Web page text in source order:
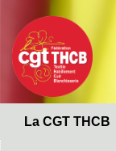
contenu
principal
La CGT THCB